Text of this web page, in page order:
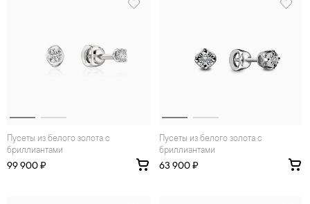
Пусеты из белого золота с
бриллиантами
99 900 ₽
Пусеты из белого золота с
бриллиантами
63 900 ₽